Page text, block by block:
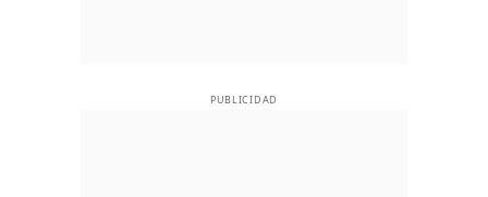
PUBLICIDAD